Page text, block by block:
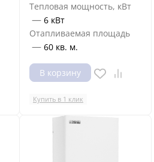
Тепловая мощность, кВт
— 6 кВт
Отапливаемая площадь
— 60 кв. м.
В корзину
Купить в 1 клик